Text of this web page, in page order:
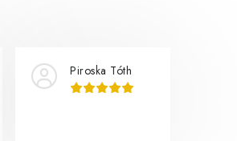
Piroska Tóth